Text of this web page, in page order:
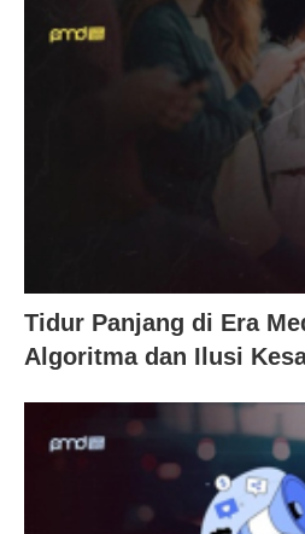
Tidur Panjang di Era
Algoritma dan Ilusi